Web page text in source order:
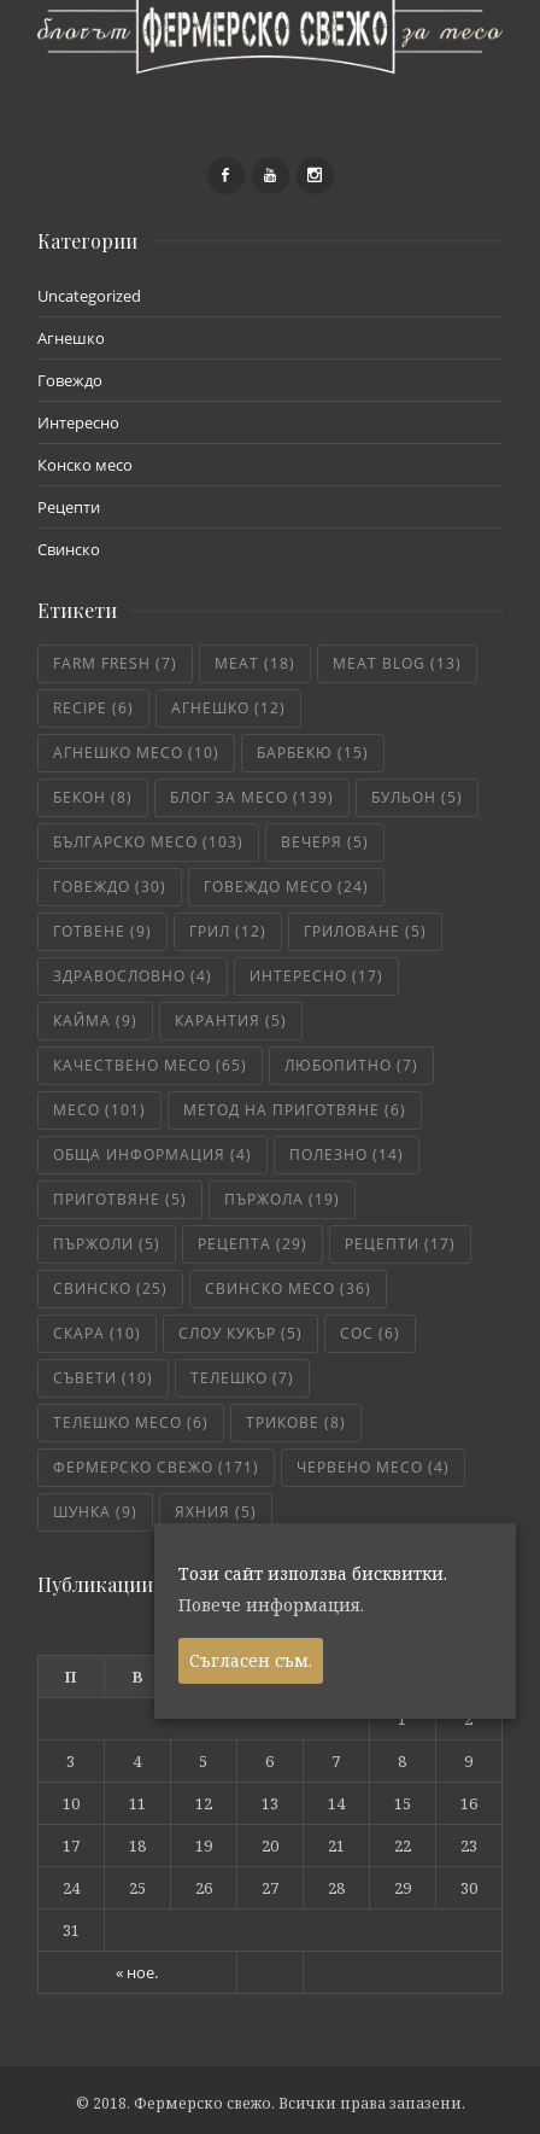
Категории
Uncategorized
Агнешко
Говеждо
Интересно
Конско месо
Рецепти
Свинско
Етикети
FARM FRESH (7) MEAT (18) MEAT BLOG (13)
RECIPE (6) АГНЕШКО (12)
АГНЕШКО МЕСО (10) БАРБЕКЮ (15)
БЕКОН (8) БЛОГ ЗА МЕСО (139) БУЛЬОН (5)
БЪЛГАРСКО МЕСО (103) ВЕЧЕРЯ (5)
ГОВЕЖДО (30) ГОВЕЖДО МЕСО (24)
ГОТВЕНЕ (9) ГРИЛ (12) ГРИЛОВАНЕ (5)
ЗДРАВОСЛОВНО (4) ИНТЕРЕСНО (17)
КАЙМА (9) КАРАНТИЯ (5)
КАЧЕСТВЕНО МЕСО (65) ЛЮБОПИТНО (7)
МЕСО (101) МЕТОД НА ПРИГОТВЯНЕ (6)
ОБЩА ИНФОРМАЦИЯ (4) ПОЛЕЗНО (14)
ПРИГОТВЯНЕ (5) ПЪРЖОЛА (19)
ПЪРЖОЛИ (5) РЕЦЕПТА (29) РЕЦЕПТИ (17)
СВИНСКО (25) СВИНСКО МЕСО (36)
СКАРА (10) СЛОУ КУКЪР (5) СОС (6)
СЪВЕТИ (10) ТЕЛЕШКО (7)
ТЕЛЕШКО МЕСО (6) ТРИКОВЕ (8)
ФЕРМЕРСКО СВЕЖО (171) ЧЕРВЕНО МЕСО (4)
ШУНКА (9) ЯХНИЯ (5)
Публикации по дата
П В
« ное.
1
2
3
4 5 6 7 8
9
10
11 12 13 14 15
16
17
18 19 20 21 22
23
24
25 26 27 28 29
30
31
© 2018. Фермерско свежо. Всички права запазени.
Този сайт използва бисквитки.
Повече информация.
Съгласен съм.